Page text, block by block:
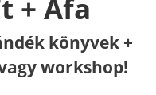
+ Áfa
könyvek +
workshop!